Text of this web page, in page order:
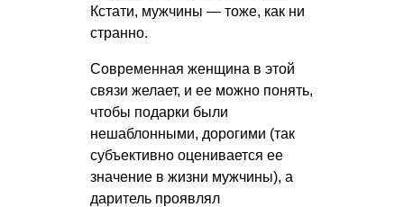
Кстати, мужчины — тоже, как ни
странно.
Современная женщина в этой
связи желает, и ее можно понять,
чтобы подарки были
нешаблонными, дорогими (так
субъективно оценивается ее
значение в жизни мужчины), а
даритель проявлял